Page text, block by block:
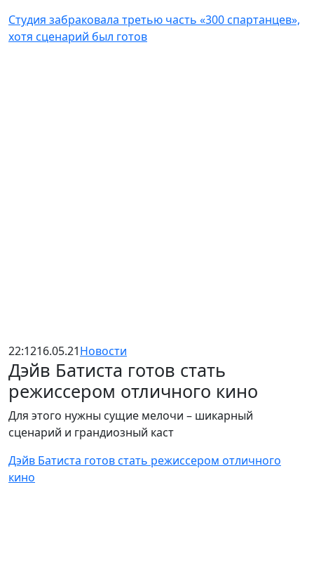
Студия забраковала третью часть «300 спартанцев»,
хотя сценарий был готов
22:1216.05.21Новости
Дэйв Батиста готов стать
режиссером отличного кино
Для этого нужны сущие мелочи – шикарный
сценарий и грандиозный каст
Дэйв Батиста готов стать режиссером отличного
кино